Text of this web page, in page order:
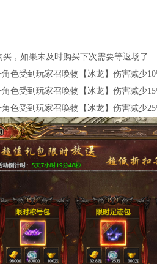
买，如果未及时购买下次需要等返场了
色受到玩家召唤物【冰龙】伤害减少
色受到玩家召唤物【冰龙】伤害减少
色受到玩家召唤物【冰龙】伤害减少